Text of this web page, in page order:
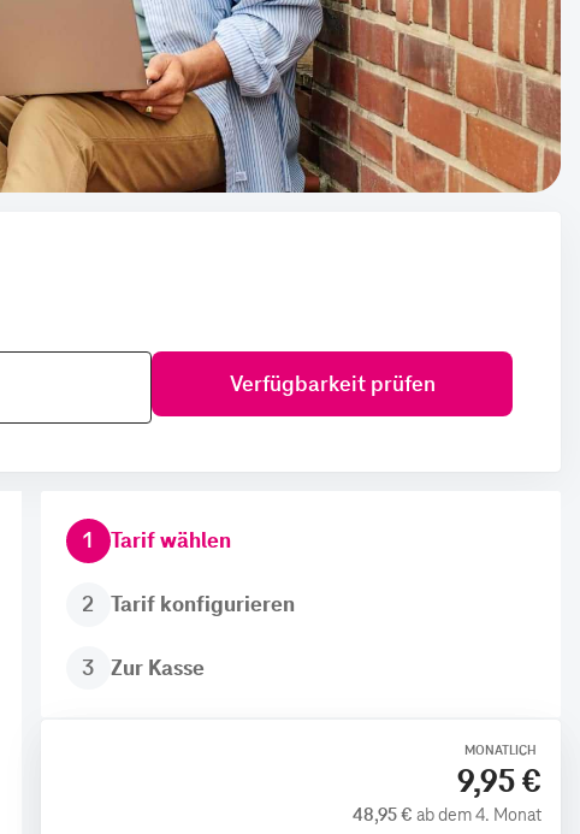
Verfügbarkeit prüfen
1 Tarif wählen
2 Tarif konfigurieren
3 Zur Kasse
MONATLICH
9,95 €
48,95 € ab dem 4. Monat